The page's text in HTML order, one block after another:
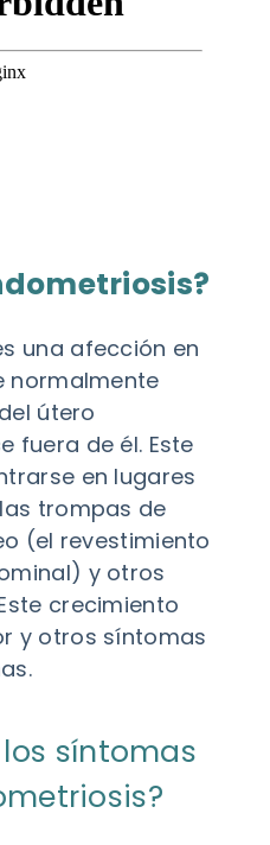
una afección en
normalmente
útero
fuera de él. Este
en lugares
trompas de
(el revestimiento
y otros
crecimiento
y otros síntomas
síntomas